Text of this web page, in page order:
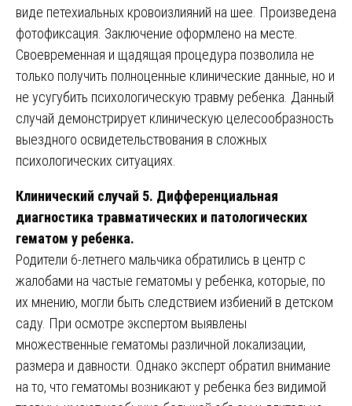
виде петехиальных кровоизлияний на шее. Произведена
фотофиксация. Заключение оформлено на месте.
Своевременная и щадящая процедура позволила не
только получить полноценные клинические данные, но и
не усугубить психологическую травму ребенка. Данный
случай демонстрирует клиническую целесообразность
выездного освидетельствования в сложных
психологических ситуациях.
Клинический случай 5. Дифференциальная
диагностика травматических и патологических
гематом у ребенка.
Родители 6-летнего мальчика обратились в центр с
жалобами на частые гематомы у ребенка, которые, по
их мнению, могли быть следствием избиений в детском
саду. При осмотре экспертом выявлены
множественные гематомы различной локализации,
размера и давности. Однако эксперт обратил внимание
на то, что гематомы возникают у ребенка без видимой